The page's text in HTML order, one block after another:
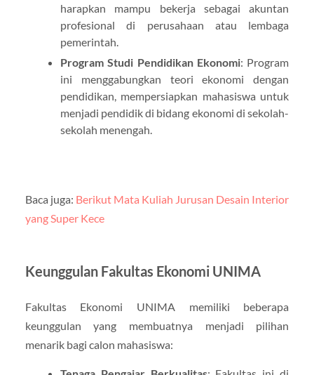
harapkan mampu bekerja sebagai akuntan
profesional di perusahaan atau lembaga
pemerintah.
Program Studi Pendidikan Ekonomi: Program
ini menggabungkan teori ekonomi dengan
pendidikan, mempersiapkan mahasiswa untuk
menjadi pendidik di bidang ekonomi di sekolah-
sekolah menengah.
Baca juga: Berikut Mata Kuliah Jurusan Desain Interior
yang Super Kece
Keunggulan Fakultas Ekonomi UNIMA
Fakultas Ekonomi UNIMA memiliki beberapa
keunggulan yang membuatnya menjadi pilihan
menarik bagi calon mahasiswa: